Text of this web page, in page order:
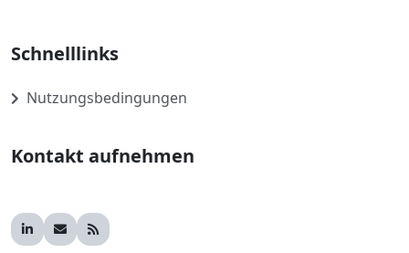
Schnelllinks
Nutzungsbedingungen
Kontakt aufnehmen